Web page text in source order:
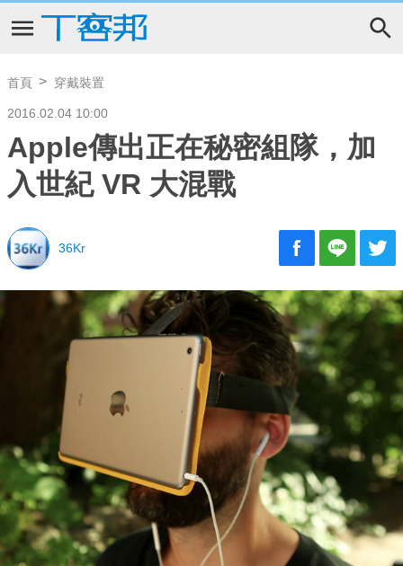
首頁 穿戴裝置
2016.02.04 10:00
Apple傳出正在秘密組隊，加
入世紀 VR 大混戰
36Kr